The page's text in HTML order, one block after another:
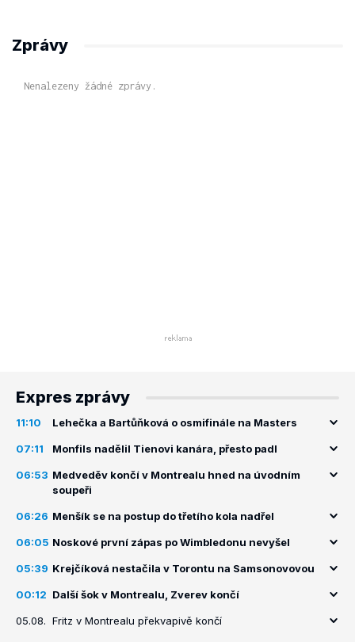
Zprávy
Nenalezeny žádné zprávy.
Expres zprávy
11:10 Lehečka a Bartůňková o osmifinále na Masters
07:11 Monfils nadělil Tienovi kanára, přesto padl
06:53 Medveděv končí v Montrealu hned na úvodním
soupeři
06:26 Menšík se na postup do třetího kola nadřel
06:05 Noskové první zápas po Wimbledonu nevyšel
05:39 Krejčíková nestačila v Torontu na Samsonovovou
00:12 Další šok v Montrealu, Zverev končí
05.08. Fritz v Montrealu překvapivě končí